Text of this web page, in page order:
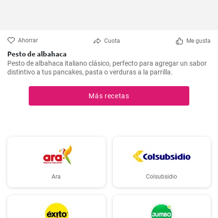
Ahorrar Cuota Me gusta
Pesto de albahaca
Pesto de albahaca italiano clásico, perfecto para agregar un sabor
distintivo a tus pancakes, pasta o verduras a la parrilla.
Más recetas
Ara Colsubsidio